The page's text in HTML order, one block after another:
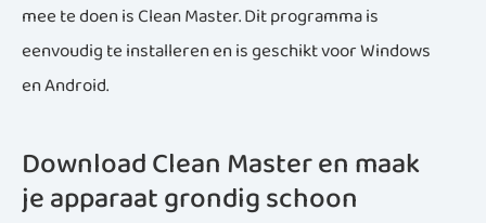
mee te doen is Clean Master. Dit programma is
eenvoudig te installeren en is geschikt voor Windows
en Android.
Download Clean Master en maak
je apparaat grondig schoon